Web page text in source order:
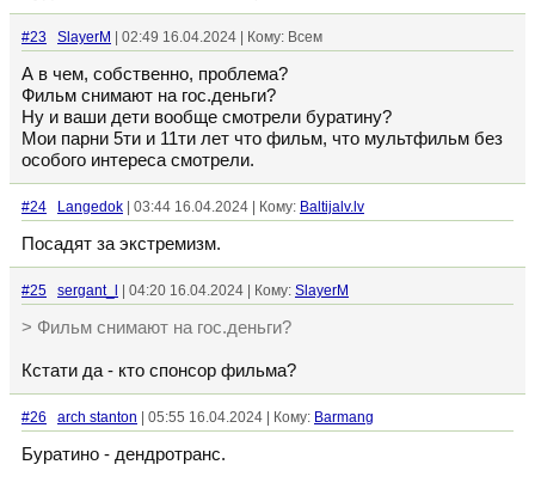
#23 SlayerM | 02:49 16.04.2024 | Кому: Всем
А в чем, собственно, проблема?
Фильм снимают на гос.деньги?
Ну и ваши дети вообще смотрели буратину?
Мои парни 5ти и 11ти лет что фильм, что мультфильм без
особого интереса смотрели.
#24 Langedok | 03:44 16.04.2024 | Кому: Baltijalv.lv
Посадят за экстремизм.
#25 sergant_l | 04:20 16.04.2024 | Кому: SlayerM
> Фильм снимают на гос.деньги?
Кстати да - кто спонсор фильма?
#26 arch stanton | 05:55 16.04.2024 | Кому: Barmang
Буратино - дендротранс.